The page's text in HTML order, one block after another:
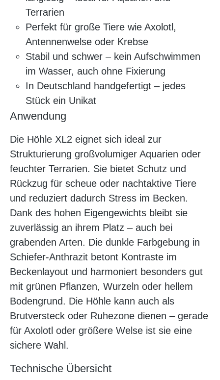
Terrarien
Perfekt für große Tiere wie Axolotl,
Antennenwelse oder Krebse
Stabil und schwer – kein Aufschwimmen
im Wasser, auch ohne Fixierung
In Deutschland handgefertigt – jedes
Stück ein Unikat
Anwendung
Die Höhle XL2 eignet sich ideal zur
Strukturierung großvolumiger Aquarien oder
feuchter Terrarien. Sie bietet Schutz und
Rückzug für scheue oder nachtaktive Tiere
und reduziert dadurch Stress im Becken.
Dank des hohen Eigengewichts bleibt sie
zuverlässig an ihrem Platz – auch bei
grabenden Arten. Die dunkle Farbgebung in
Schiefer-Anthrazit betont Kontraste im
Beckenlayout und harmoniert besonders gut
mit grünen Pflanzen, Wurzeln oder hellem
Bodengrund. Die Höhle kann auch als
Brutversteck oder Ruhezone dienen – gerade
für Axolotl oder größere Welse ist sie eine
sichere Wahl.
Technische Übersicht